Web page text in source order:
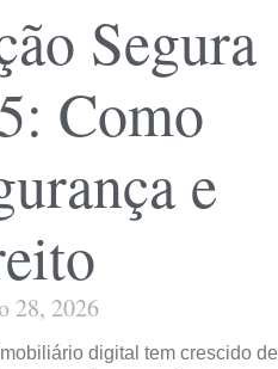
Segura
Como
e
28, 2026
digital tem crescido de